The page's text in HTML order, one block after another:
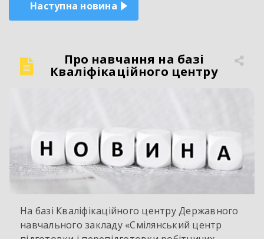
Наступна новина
Про навчання на базі
Кваліфікаційного центру
На базі Кваліфікаційного центру Державного
навчального закладу «Смілянський центр